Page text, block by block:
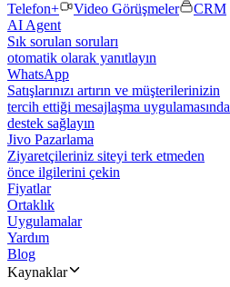
Telefon+
Video Görüşmeler
CRM
AI Agent
Sık sorulan soruları
otomatik olarak yanıtlayın
WhatsApp
Satışlarınızı artırın ve müşterilerinizin
tercih ettiği mesajlaşma uygulamasında
destek sağlayın
Jivo Pazarlama
Ziyaretçileriniz siteyi terk etmeden
önce ilgilerini çekin
Fiyatlar
Ortaklık
Uygulamalar
Yardım
Blog
Kaynaklar